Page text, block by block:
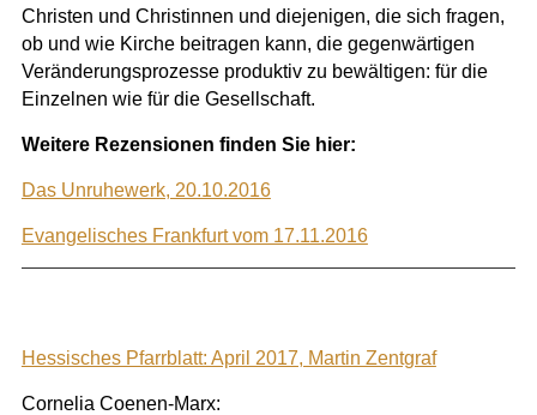
Christen und Christinnen und diejenigen, die sich fragen,
ob und wie Kirche beitragen kann, die gegenwärtigen
Veränderungsprozesse produktiv zu bewältigen: für die
Einzelnen wie für die Gesellschaft.
Weitere Rezensionen finden Sie hier:
Das Unruhewerk, 20.10.2016
Evangelisches Frankfurt vom 17.11.2016
Hessisches Pfarrblatt: April 2017, Martin Zentgraf
Cornelia Coenen-Marx: